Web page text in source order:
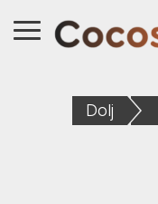
Dolj